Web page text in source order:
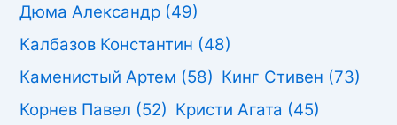
Дюма Александр (49)
Калбазов Константин (48)
Каменистый Артем (58) Кинг Стивен (73)
Корнев Павел (52) Кристи Агата (45)